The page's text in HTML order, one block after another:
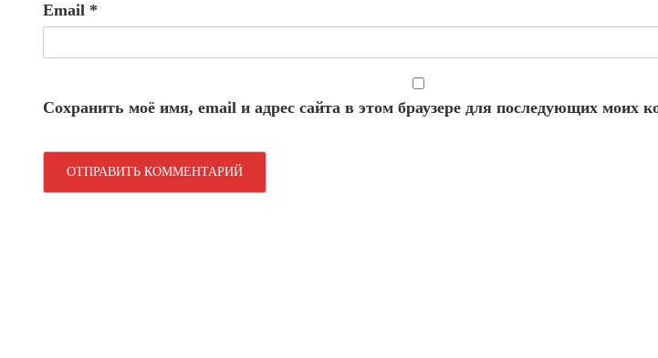
Email *
Сохранить моё имя, email и адрес сайта в этом браузере для последующих моих